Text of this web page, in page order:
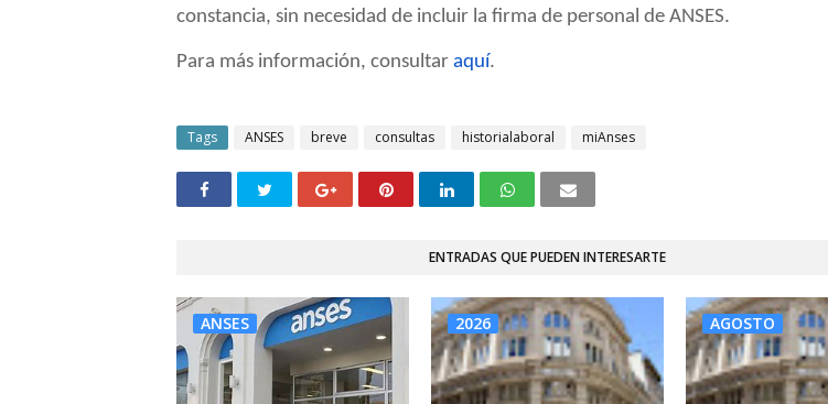
constancia, sin necesidad de incluir la firma de personal de ANSES.
Para más información, consultar aquí.
Tags ANSES breve consultas historialaboral miAnses
ENTRADAS QUE PUEDEN INTERESARTE
ANSES 2026 AGOSTO